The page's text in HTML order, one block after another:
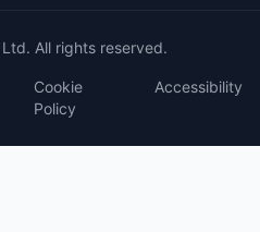
All rights reserved.
Cookie
Policy
Accessibility